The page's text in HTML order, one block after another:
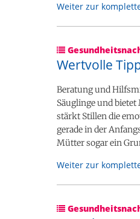
Weiter zur
Wertvolle
Beratung und
Säuglinge und
stärkt Stillen die
gerade in der
Mütter sogar ein
Weiter zur